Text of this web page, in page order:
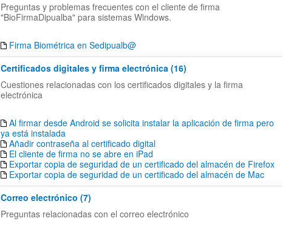
Preguntas y problemas frecuentes con el cliente de firma
"BioFirmaDipualba" para sistemas Windows.
Firma Biométrica en Sedipualb@
Certificados digitales y firma electrónica (16)
Cuestiones relacionadas con los certificados digitales y la firma
electrónica
Al firmar desde Android se solicita instalar la aplicación de firma pero
ya está instalada
Añadir contraseña al certificado digital
El cliente de firma no se abre en iPad
Exportar copia de seguridad de un certificado del almacén de Firefox
Exportar copia de seguridad de un certificado del almacén de Mac
Correo electrónico (7)
Preguntas relacionadas con el correo electrónico